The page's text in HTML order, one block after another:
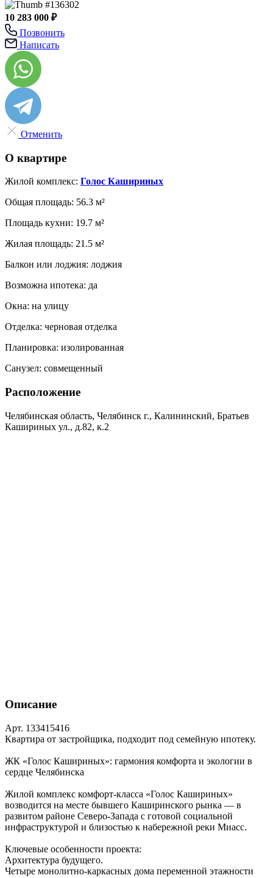
10 283 000 ₽
Позвонить
Написать
Отменить
О квартире
Жилой комплекс: Голос Кашириных
Общая площадь: 56.3 м²
Площадь кухни: 19.7 м²
Жилая площадь: 21.5 м²
Балкон или лоджия: лоджия
Возможна ипотека: да
Окна: на улицу
Отделка: черновая отделка
Планировка: изолированная
Санузел: совмещенный
Расположение
Челябинская область, Челябинск г., Калининский, Братьев
Кашириных ул., д.82, к.2
Описание
Арт. 133415416
Квартира от застройщика, подходит под семейную ипотеку.
ЖК «Голос Кашириных»: гармония комфорта и экологии в
сердце Челябинска
Жилой комплекс комфорт‑класса «Голос Кашириных»
возводится на месте бывшего Каширинского рынка — в
развитом районе Северо‑Запада с готовой социальной
инфраструктурой и близостью к набережной реки Миасс.
Ключевые особенности проекта:
Архитектура будущего.
Четыре монолитно‑каркасных дома переменной этажности